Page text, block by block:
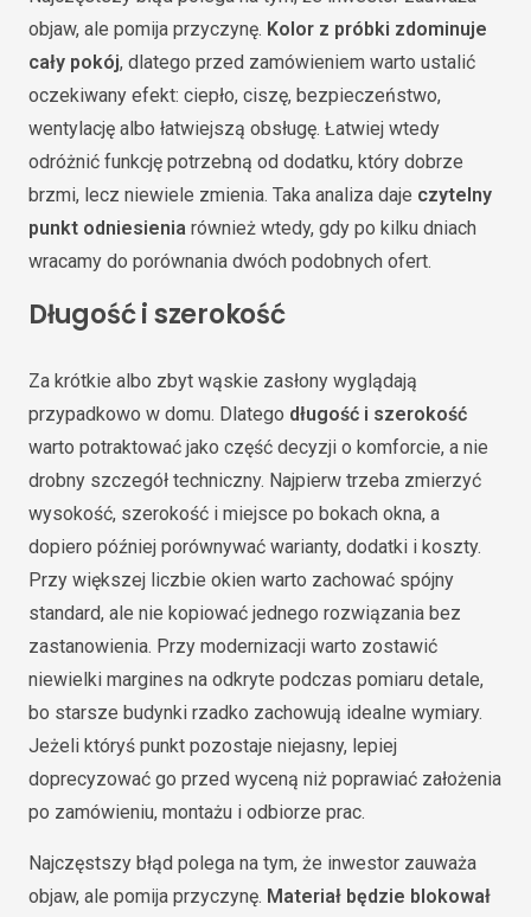
objaw, ale pomija przyczynę. Kolor z próbki zdominuje
cały pokój, dlatego przed zamówieniem warto ustalić
oczekiwany efekt: ciepło, ciszę, bezpieczeństwo,
wentylację albo łatwiejszą obsługę. Łatwiej wtedy
odróżnić funkcję potrzebną od dodatku, który dobrze
brzmi, lecz niewiele zmienia. Taka analiza daje czytelny
punkt odniesienia również wtedy, gdy po kilku dniach
wracamy do porównania dwóch podobnych ofert.
Długość i szerokość
Za krótkie albo zbyt wąskie zasłony wyglądają
przypadkowo w domu. Dlatego długość i szerokość
warto potraktować jako część decyzji o komforcie, a nie
drobny szczegół techniczny. Najpierw trzeba zmierzyć
wysokość, szerokość i miejsce po bokach okna, a
dopiero później porównywać warianty, dodatki i koszty.
Przy większej liczbie okien warto zachować spójny
standard, ale nie kopiować jednego rozwiązania bez
zastanowienia. Przy modernizacji warto zostawić
niewielki margines na odkryte podczas pomiaru detale,
bo starsze budynki rzadko zachowują idealne wymiary.
Jeżeli któryś punkt pozostaje niejasny, lepiej
doprecyzować go przed wyceną niż poprawiać założenia
po zamówieniu, montażu i odbiorze prac.
Najczęstszy błąd polega na tym, że inwestor zauważa
objaw, ale pomija przyczynę. Materiał będzie blokował